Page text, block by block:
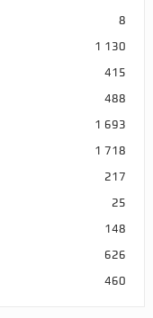
8
1 130
415
488
1 693
1 718
217
25
148
626
460